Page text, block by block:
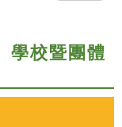
學校暨團體